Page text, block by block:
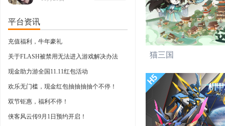
平台资讯
充值福利，牛年豪礼
关于FLASH被禁用无法进入游戏解决办法
现金助力游全国11.11红包活动
欢乐无门槛，现金红包抽抽抽抽个不停！
双节钜惠，福利不停！
侠客风云传9月1日预约开启！
猫三国